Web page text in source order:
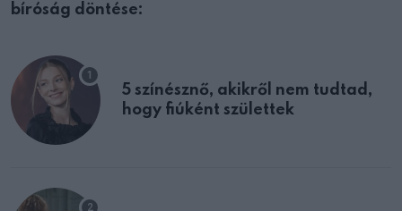
bíróság döntése:
5 színésznő, akikről nem tudtad,
hogy fiúként születtek